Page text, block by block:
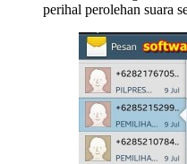
perihal perolehan suara